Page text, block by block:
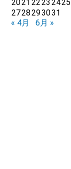
2021 2223 2425
2728293031
« 4月
6月 »